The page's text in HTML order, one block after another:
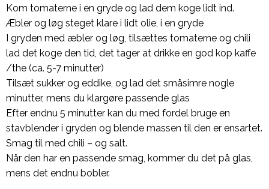
Kom tomaterne i en gryde og lad dem koge lidt ind.
Æbler og løg steget klare i lidt olie, i en gryde
I gryden med æbler og løg, tilsættes tomaterne og chili
lad det koge den tid, det tager at drikke en god kop kaffe
/the (ca. 5-7 minutter)
Tilsæt sukker og eddike, og lad det småsimre nogle
minutter, mens du klargøre passende glas
Efter endnu 5 minutter kan du med fordel bruge en
stavblender i gryden og blende massen til den er ensartet.
Smag til med chili – og salt.
Når den har en passende smag, kommer du det på glas,
mens det endnu bobler.